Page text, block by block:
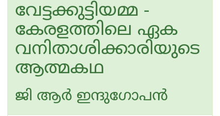
വേട്ടക്കുട്ടിയമ്മ -
കേരളത്തിലെ ഏക
വനിതാശിക്കാരിയുടെ
ആത്മകഥ
ജി ആര്‍ ഇന്ദുഗോപന്‍